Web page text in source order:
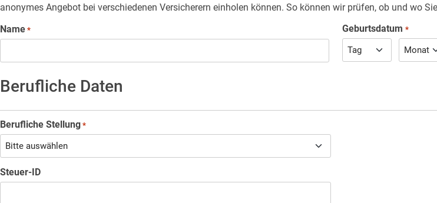
anonymes Angebot bei verschiedenen Versicherern einholen können. So können wir prüfen, ob und wo
Name * Geburtsdatum *
Berufliche Daten
Berufliche Stellung *
Steuer-ID